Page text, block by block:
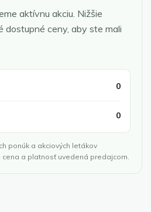
aktívnu akciu. Nižšie
dostupné ceny, aby ste mali
0
0
ponúk a akciových letákov
cena a platnosť uvedená predajcom.